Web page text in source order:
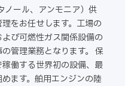
ノール、アンモニア）供
をお任せします。工場の
び可燃性ガス関係設備の
管理業務となります。 保
働する世界初の設備、最
ます。舶用エンジンの陸